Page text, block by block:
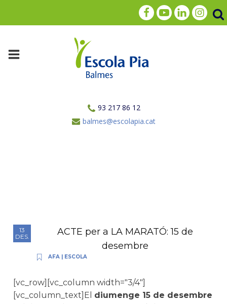
93 217 86 12
balmes@escolapia.cat
13
DES.
ACTE per a LA MARATÓ: 15 de
desembre
AFA | ESCOLA
[vc_row][vc_column width="3/4"]
[vc_column_text]El diumenge 15 de desembre